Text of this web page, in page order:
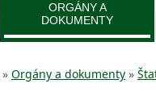
ORGÁNY A
DOKUMENTY
» Orgány a dokumenty »